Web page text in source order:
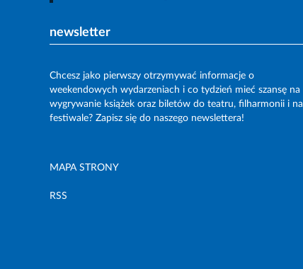
newsletter
Chcesz jako pierwszy otrzymywać informacje o
weekendowych wydarzeniach i co tydzień mieć szansę na
wygrywanie książek oraz biletów do teatru, filharmonii i na
festiwale? Zapisz się do naszego newslettera!
MAPA STRONY
RSS